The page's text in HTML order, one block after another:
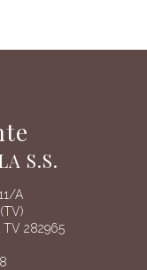
S.S.
A
TV 282965